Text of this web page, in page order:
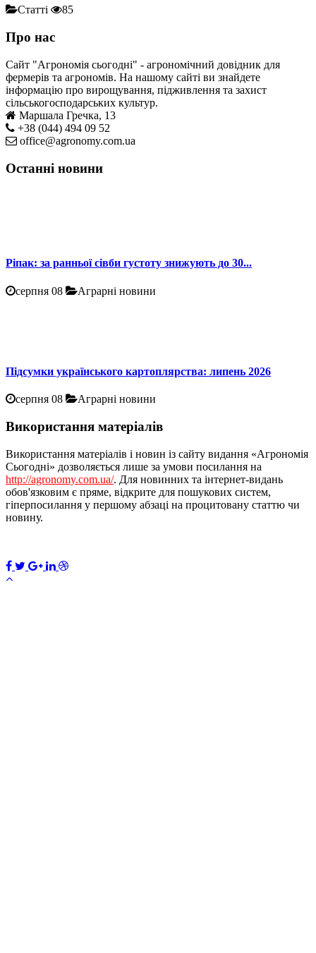
Статті 85
Про нас
Сайт "Агрономія сьогодні" - агрономічний довідник для
фермерів та агрономів. На нашому сайті ви знайдете
інформацію про вирощування, підживлення та захист
сільськогосподарських культур.
Маршала Гречка, 13
+38 (044) 494 09 52
office@agronomy.com.ua
Останні новини
Ріпак: за ранньої сівби густоту знижують до 30...
серпня 08 Аграрні новини
Підсумки українського картоплярства: липень 2026
серпня 08 Аграрні новини
Використання матеріалів
Використання матеріалів і новин із сайту видання «Агрономія
Сьогодні» дозволяється лише за умови посилання на
http://agronomy.com.ua/. Для новинних та інтернет-видань
обов'язковим є пряме, відкрите для пошукових систем,
гіперпосилання у першому абзаці на процитовану статтю чи
новину.